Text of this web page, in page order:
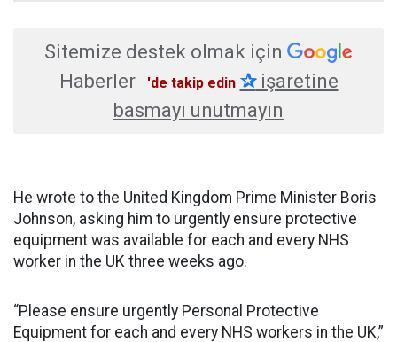
Sitemize destek olmak için
Haberler
'de takip edin ✰işaretine
basmayı unutmayın
He wrote to the United Kingdom Prime Minister Boris
Johnson, asking him to urgently ensure protective
equipment was available for each and every NHS
worker in the UK three weeks ago.
“Please ensure urgently Personal Protective
Equipment for each and every NHS workers in the UK,”